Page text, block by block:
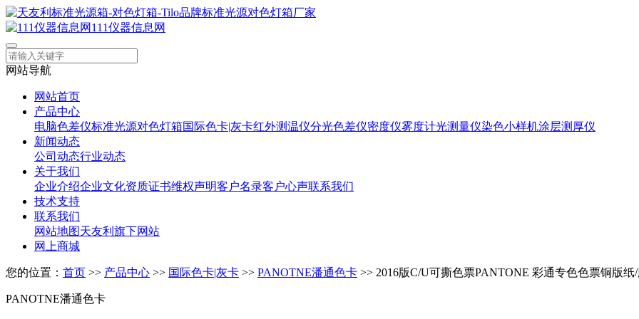
111仪器信息网
网站导航
网站首页
产品中心
电脑色差仪标准光源对色灯箱国际色卡|灰卡红外测温仪分光色差仪密度仪雾度计光测量仪染色小样机涂层测厚仪
新闻动态
公司动态行业动态
关于我们
企业介绍企业文化资质证书维权声明客户名录客户心声联系我们
技术支持
联系我们
网站地图天友利旗下网站
网上商城
您的位置： 首页 >> 产品中心 >> 国际色卡|灰卡 >> PANOTNE潘通色卡 >> 2016版C/U可撕色票PANTONE 彩通专色色票铜版纸
PANOTNE潘通色卡